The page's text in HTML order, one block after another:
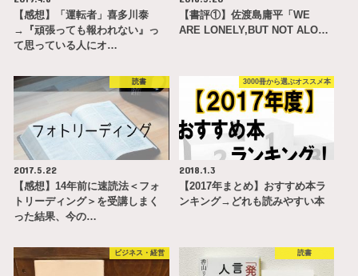
【感想】「運転者」喜多川泰
→『頑張っても報われない』っ
て思っている人にオ…
【書評①】佐渡島庸平「WE
ARE LONELY,BUT NOT ALO…
読書
2017.5.22
【感想】14年前に速読法＜フォ
トリーディング＞を受講しまく
った結果、今の…
3000冊から選ぶオススメ本
2018.1.3
【2017年まとめ】おすすめ本ラ
ンキング→どれも読みやすい本
ビジネス・経営 読書